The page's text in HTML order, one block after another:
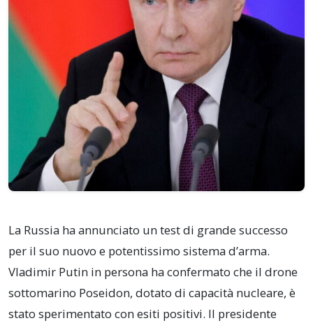
La Russia ha annunciato un test di grande successo
per il suo nuovo e potentissimo sistema d’arma.
Vladimir Putin in persona ha confermato che il drone
sottomarino Poseidon, dotato di capacità nucleare, è
stato sperimentato con esiti positivi. Il presidente